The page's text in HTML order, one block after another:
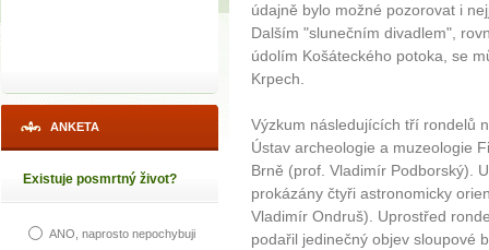
ANKETA
Existuje posmrtný život?
ANO, naprosto nepochybuji
údajně bylo možné pozorovat i
Dalším "slunečním divadlem",
údolím Košáteckého potoka, se
Krpech.
Výzkum následujících tří rondelů
Ústav archeologie a muzeologie
Brně (prof. Vladimír Podborský).
prokázány čtyři astronomicky
Vladimír Ondruš). Uprostřed
podařil jedinečný objev sloupové